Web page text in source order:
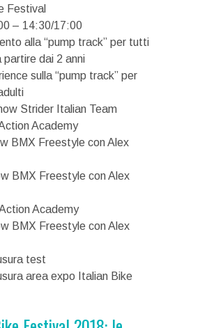
Festival
– 14:30/17:00
alla “pump track” per tutti
partire dai 2 anni
sulla “pump track” per
Strider Italian Team
Academy
BMX Freestyle con Alex
BMX Freestyle con Alex
Academy
BMX Freestyle con Alex
test
area expo Italian Bike